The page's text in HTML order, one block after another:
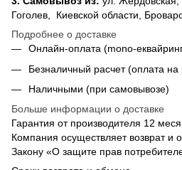
Гоголев, Киевской области,
Подробнее о доставке
Онлайн-оплата (mono-
Безналичный расчет (оплата
Наличными (при самовывозе)
Больше информации о доставке
Гарантия от производителя 12
Компания осуществляет возврат и
Закону «О защите прав